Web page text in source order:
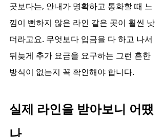
곳보다는, 안내가 명확하고 통화할 때 느
낌이 뻔하지 않은 라인 같은 곳이 훨씬 낫
더라고요. 무엇보다 입금을 다 하고 나서
뒤늦게 추가 요금을 요구하는 그런 흔한
방식이 없는지 꼭 확인해야 합니다.
실제 라인을 받아보니 어땠
나